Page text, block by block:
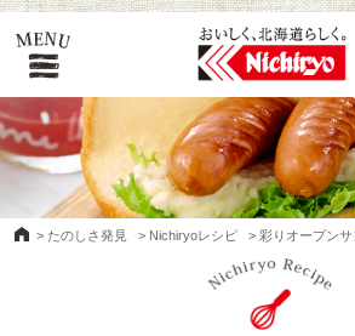
> たのしさ発見 > Nichiryoレシピ > 彩りオープンサ